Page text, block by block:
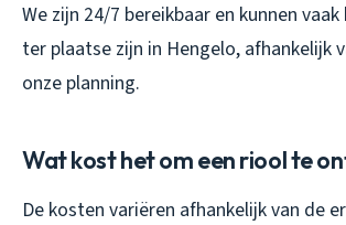
We zijn 24/7 bereikbaar en kunnen
ter plaatse zijn in Hengelo, afhankelijk
onze planning.
Wat kost het om een riool te
De kosten variëren afhankelijk van de